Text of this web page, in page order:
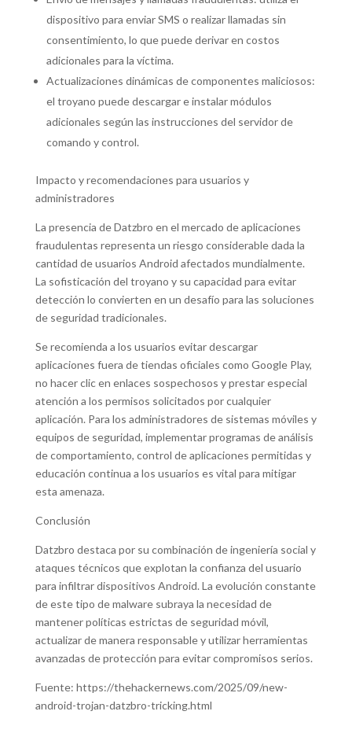
dispositivo para enviar SMS o realizar llamadas sin
consentimiento, lo que puede derivar en costos
adicionales para la víctima.
Actualizaciones dinámicas de componentes maliciosos:
el troyano puede descargar e instalar módulos
adicionales según las instrucciones del servidor de
comando y control.
Impacto y recomendaciones para usuarios y
administradores
La presencia de Datzbro en el mercado de aplicaciones
fraudulentas representa un riesgo considerable dada la
cantidad de usuarios Android afectados mundialmente.
La sofisticación del troyano y su capacidad para evitar
detección lo convierten en un desafío para las soluciones
de seguridad tradicionales.
Se recomienda a los usuarios evitar descargar
aplicaciones fuera de tiendas oficiales como Google Play,
no hacer clic en enlaces sospechosos y prestar especial
atención a los permisos solicitados por cualquier
aplicación. Para los administradores de sistemas móviles y
equipos de seguridad, implementar programas de análisis
de comportamiento, control de aplicaciones permitidas y
educación continua a los usuarios es vital para mitigar
esta amenaza.
Conclusión
Datzbro destaca por su combinación de ingeniería social y
ataques técnicos que explotan la confianza del usuario
para infiltrar dispositivos Android. La evolución constante
de este tipo de malware subraya la necesidad de
mantener políticas estrictas de seguridad móvil,
actualizar de manera responsable y utilizar herramientas
avanzadas de protección para evitar compromisos serios.
Fuente: https://thehackernews.com/2025/09/new-
android-trojan-datzbro-tricking.html